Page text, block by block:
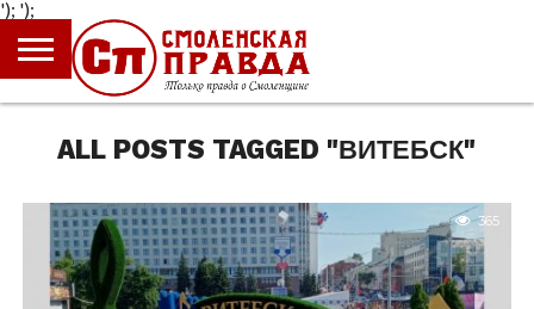
');
ГЛАВНАЯ
НОВОСТИ
ПРОИСШЕСТВИЯ
ПОЛИТИКА
КУЛЬТУРА
ЭКОНОМИКА
ОБЩЕСТВО
БЛОГИ
ALL POSTS TAGGED "ВИТЕБСК"
365
');